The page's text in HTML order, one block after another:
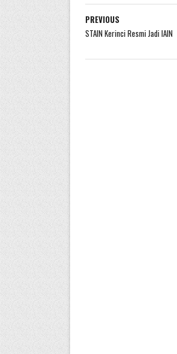
PREVIOUS
STAIN Kerinci Resmi Jadi IAIN